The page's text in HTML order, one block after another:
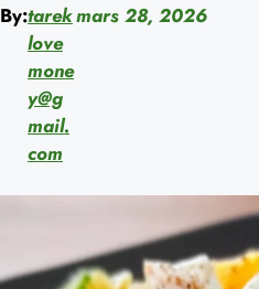
By:tarek
love
mone
y@g
mail.
com
mars 28, 2026